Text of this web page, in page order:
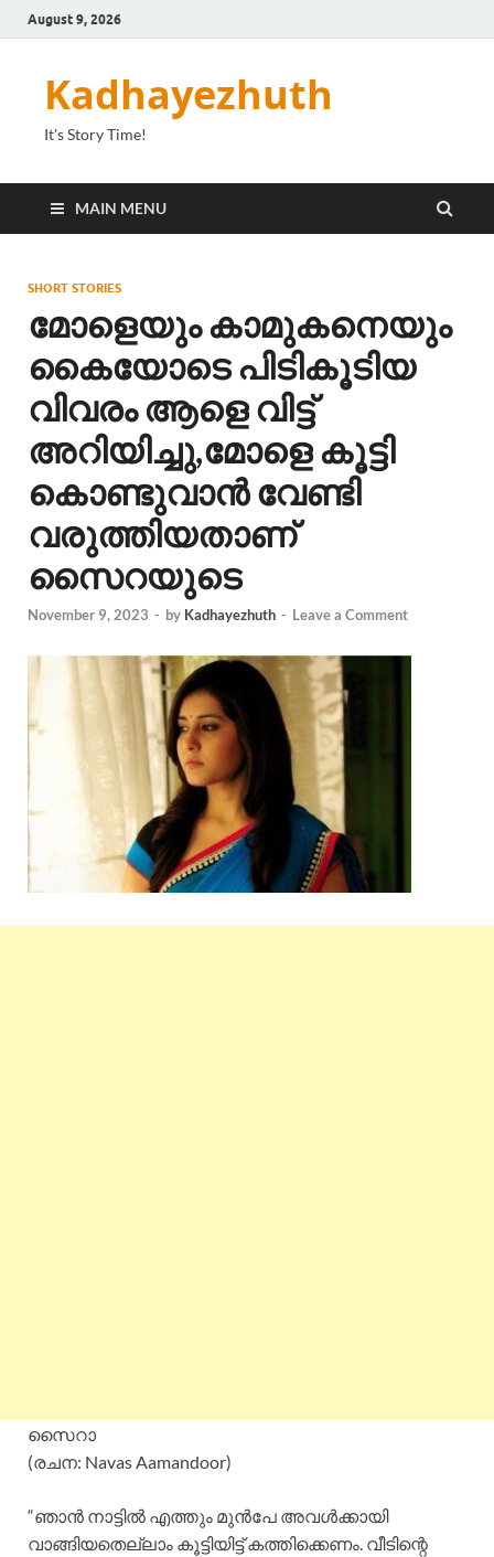
August 9, 2026
Kadhayezhuth
It's Story Time!
MAIN MENU
SHORT STORIES
മോളെയും കാമുകനെയും
കൈയോടെ പിടികൂടിയ
വിവരം ആളെ വിട്ട്
അറിയിച്ചു,മോളെ കൂട്ടി
കൊണ്ടുവാൻ വേണ്ടി
വരുത്തിയതാണ്
സൈറയുടെ
November 9, 2023 - by Kadhayezhuth - Leave a Comment
സൈറാ
(രചന: Navas Aamandoor)
“ഞാൻ നാട്ടിൽ എത്തും മുൻപേ അവൾക്കായി
വാങ്ങിയതെല്ലാം കൂട്ടിയിട്ട് കത്തിക്കെണം. വീടിന്റെ